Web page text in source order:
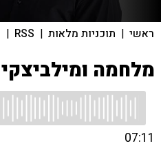
ראשי | תוכניות מלאות |
RSS
|
מלחמה ומילביצקי
07:11